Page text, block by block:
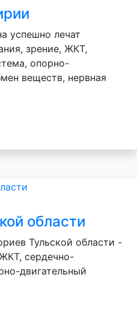
успешно лечат
зрение, ЖКТ,
опорно-
веществ, нервная
области
Тульской области -
сердечно-
двигательный